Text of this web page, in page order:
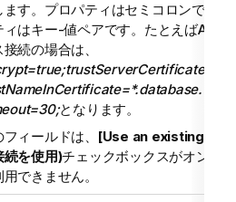
ます。プロパティはセミコロンで区
ィはキー-値ペアです。たとえば
続の場合は、
となります。
フィールドは、 [Use an existing
続を使用)チェックボックスがオンに
できません。